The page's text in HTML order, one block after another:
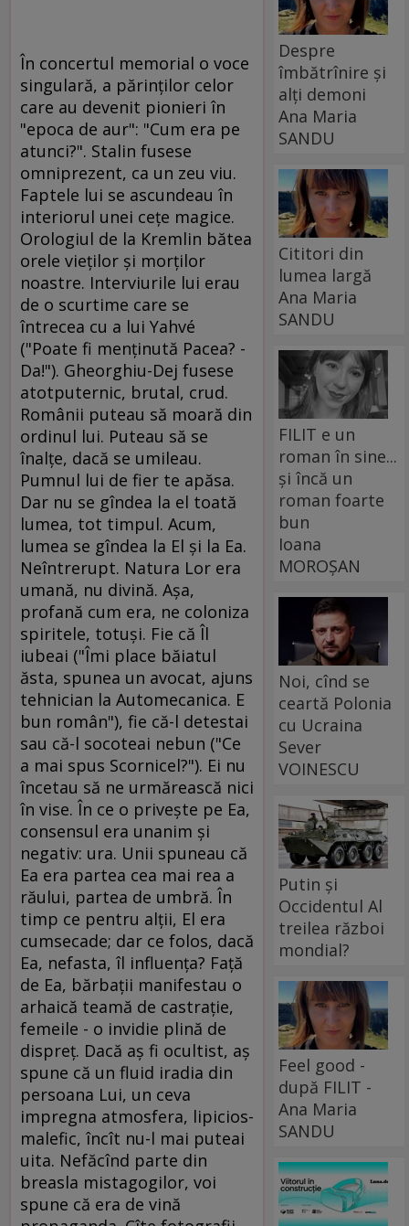
În concertul memorial o voce
singulară, a părinţilor celor
care au devenit pionieri în
"epoca de aur": "Cum era pe
atunci?". Stalin fusese
omniprezent, ca un zeu viu.
Faptele lui se ascundeau în
interiorul unei ceţe magice.
Orologiul de la Kremlin bătea
orele vieţilor şi morţilor
noastre. Interviurile lui erau
de o scurtime care se
întrecea cu a lui Yahvé
("Poate fi menţinută Pacea? -
Da!"). Gheorghiu-Dej fusese
atotputernic, brutal, crud.
Românii puteau să moară din
ordinul lui. Puteau să se
înalţe, dacă se umileau.
Pumnul lui de fier te apăsa.
Dar nu se gîndea la el toată
lumea, tot timpul. Acum,
lumea se gîndea la El şi la Ea.
Neîntrerupt. Natura Lor era
umană, nu divină. Aşa,
profană cum era, ne coloniza
spiritele, totuşi. Fie că Îl
iubeai ("Îmi place băiatul
ăsta, spunea un avocat, ajuns
tehnician la Automecanica. E
bun român"), fie că-l detestai
sau că-l socoteai nebun ("Ce
a mai spus Scornicel?"). Ei nu
încetau să ne urmărească nici
în vise. În ce o priveşte pe Ea,
consensul era unanim şi
negativ: ura. Unii spuneau că
Ea era partea cea mai rea a
răului, partea de umbră. În
timp ce pentru alţii, El era
cumsecade; dar ce folos, dacă
Ea, nefasta, îl influenţa? Faţă
de Ea, bărbaţii manifestau o
arhaică teamă de castraţie,
femeile - o invidie plină de
dispreţ. Dacă aş fi ocultist, aş
spune că un fluid iradia din
persoana Lui, un ceva
impregna atmosfera, lipicios-
malefic, încît nu-l mai puteai
uita. Nefăcînd parte din
breasla mistagogilor, voi
spune că era de vină
Despre
îmbătrînire și
alți demoni
Ana Maria
SANDU
Cititori din
lumea largă
Ana Maria
SANDU
FILIT e un
roman în sine...
și încă un
roman foarte
bun
Ioana
MOROȘAN
Noi, cînd se
ceartă Polonia
cu Ucraina
Sever
VOINESCU
Putin și
Occidentul Al
treilea război
mondial?
Feel good -
după FILIT -
Ana Maria
SANDU